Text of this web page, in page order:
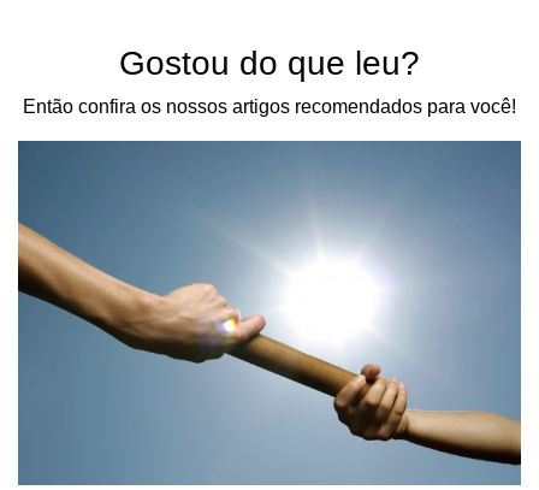
Gostou do que leu?
Então confira os nossos artigos recomendados para você!